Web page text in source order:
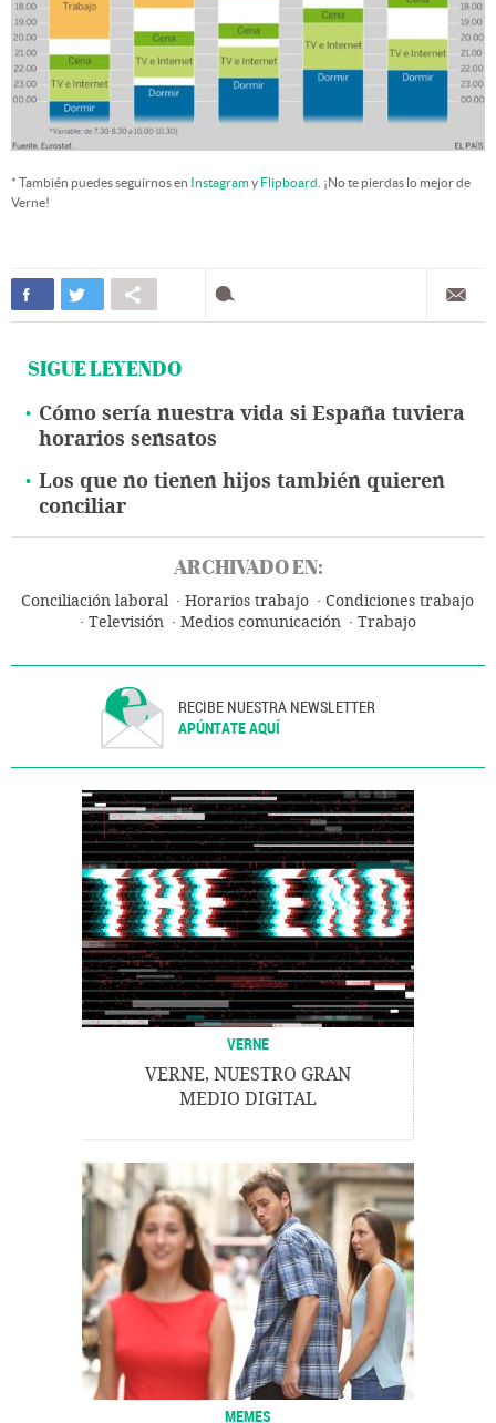
* También puedes seguirnos en Instagramy Flipboard . ¡No te pierdas lo mejor de
Verne!
SIGUE LEYENDO
Cómo sería nuestra vida si España tuviera
horarios sensatos
Los que no tienen hijos también quieren
conciliar
ARCHIVADO EN:
Conciliación laboral Horarios trabajo
Condiciones trabajo
Televisión
Medios comunicación Trabajo
RECIBE NUESTRA NEWSLETTER
APÚNTATE AQUÍ
VERNE
VERNE, NUESTRO GRAN
MEDIO DIGITAL
MEMES